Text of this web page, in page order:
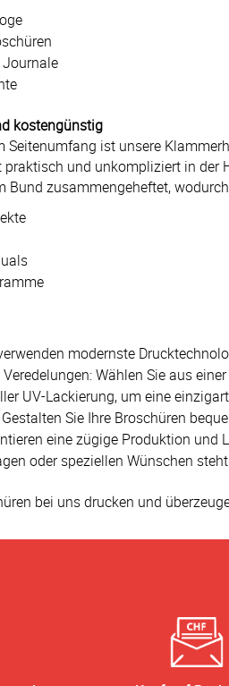
kostengünstig
Seitenumfang ist unsere
und unkompliziert in der
Bund zusammengeheftet,
modernste
Wählen Sie aus
UV-Lackierung, um eine
Sie Ihre Broschüren
eine zügige Produktion und
oder speziellen Wünschen
bei uns drucken und